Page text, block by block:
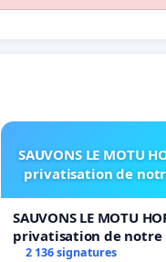
SAUVONS LE MOTU
privatisation de
SAUVONS LE MOTU
privatisation de
2 136 signatures